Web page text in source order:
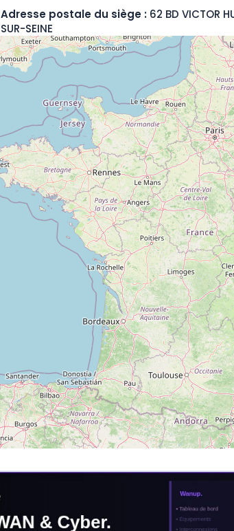
Adresse postale du siège : 62 BD VICTOR
SUR-SEINE